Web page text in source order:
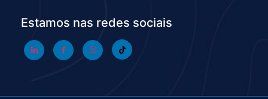
Estamos nas redes sociais